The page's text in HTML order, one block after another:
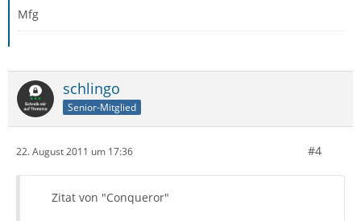
Mfg
schlingo
Senior-Mitglied
22. August 2011 um 17:36 #4
Zitat von "Conqueror"